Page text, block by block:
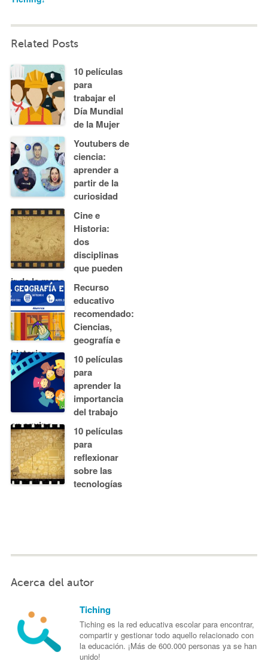
Related Posts
10 películas
para
trabajar el
Día Mundial
de la Mujer
Youtubers de
ciencia:
aprender a
partir de la
curiosidad
Cine e
Historia:
dos
disciplinas
que pueden
ir de la mano
Recurso
educativo
recomendado:
Ciencias,
geografía e
historia
10 películas
para
aprender la
importancia
del trabajo
en equipo
10 películas
para
reflexionar
sobre las
tecnologías
Acerca del autor
Tiching
Tiching es la red educativa escolar para encontrar,
compartir y gestionar todo aquello relacionado con
la educación. ¡Más de 600.000 personas ya se han
unido!